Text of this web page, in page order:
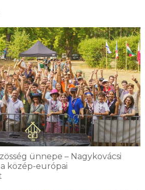
ünnepe – Nagykovácsi
közép-európai